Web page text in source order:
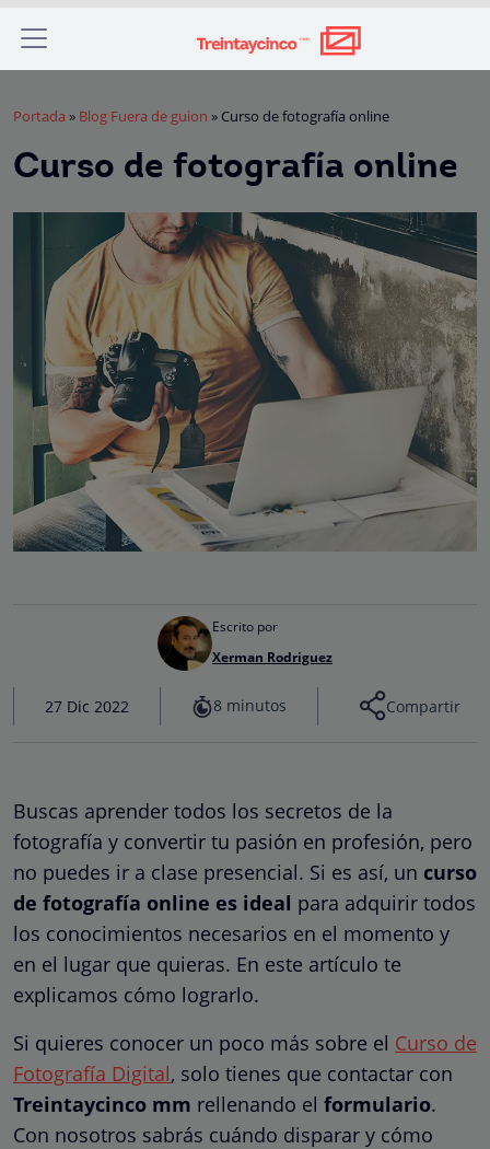
Portada » Blog Fuera de guion » Curso de fotografía online
Curso de fotografía online
Escrito por
Xerman Rodriguez
27 Dic 2022 8 minutos Compartir
Buscas aprender todos los secretos de la
fotografía y convertir tu pasión en profesión, pero
no puedes ir a clase presencial. Si es así, un curso
de fotografía online es ideal para adquirir todos
los conocimientos necesarios en el momento y
en el lugar que quieras. En este artículo te
explicamos cómo lograrlo.
Si quieres conocer un poco más sobre el Curso de
Fotografía Digital, solo tienes que contactar con
Treintaycinco mm rellenando el formulario.
Con nosotros sabrás cuándo disparar y cómo